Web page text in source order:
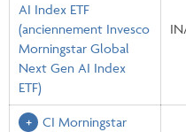
AI Index ETF
(anciennement Invesco
Morningstar Global
Next Gen AI Index
ETF)
CI Morningstar